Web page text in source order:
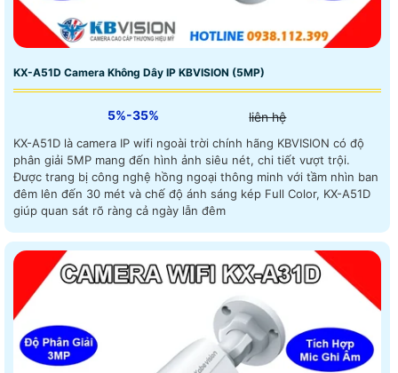
KX-A51D Camera Không Dây IP KBVISION (5MP)
5%-35% liên hệ
KX-A51D là camera IP wifi ngoài trời chính hãng KBVISION có độ
phân giải 5MP mang đến hình ảnh siêu nét, chi tiết vượt trội.
Được trang bị công nghệ hồng ngoại thông minh với tầm nhìn ban
đêm lên đến 30 mét và chế độ ánh sáng kép Full Color, KX-A51D
giúp quan sát rõ ràng cả ngày lẫn đêm